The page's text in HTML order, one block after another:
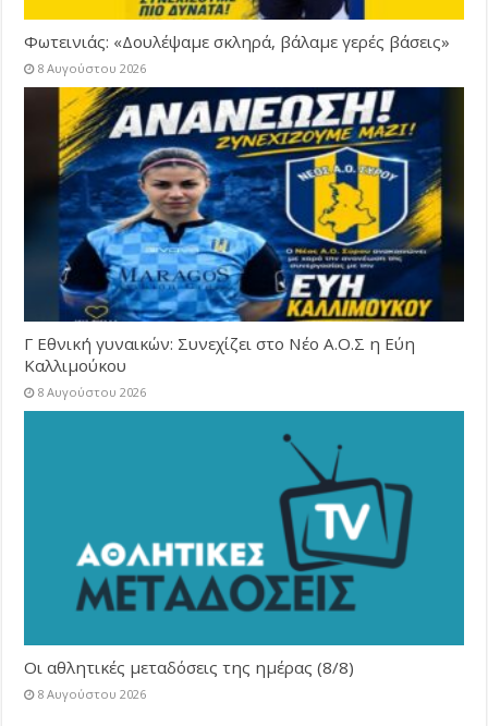
Φωτεινιάς: «Δουλέψαμε σκληρά, βάλαμε γερές βάσεις»
8 Αυγούστου 2026
Γ Εθνική γυναικών: Συνεχίζει στο Νέο Α.Ο.Σ η Εύη
Καλλιμούκου
8 Αυγούστου 2026
Οι αθλητικές μεταδόσεις της ημέρας (8/8)
8 Αυγούστου 2026